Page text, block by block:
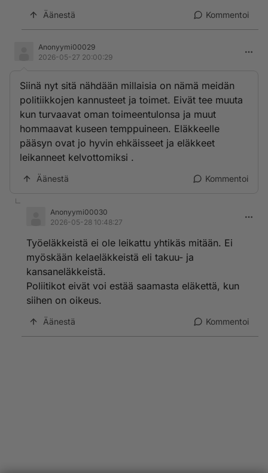
Äänestä Kommentoi
Anonyymi00029
2026-05-27 20:00:29
Siinä nyt sitä nähdään millaisia on nämä meidän
politiikkojen kannusteet ja toimet. Eivät tee muuta
kun turvaavat oman toimeentulonsa ja muut
hommaavat kuseen temppuineen. Eläkkeelle
pääsyn ovat jo hyvin ehkäisseet ja eläkkeet
leikanneet kelvottomiksi .
Äänestä Kommentoi
Anonyymi00030
2026-05-28 10:48:27
Työeläkkeistä ei ole leikattu yhtikäs mitään. Ei
myöskään kelaeläkkeistä eli takuu- ja
kansaneläkkeistä.
Poliitikot eivät voi estää saamasta eläkettä, kun
siihen on oikeus.
Äänestä Kommentoi